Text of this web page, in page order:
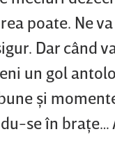
poate. Ne
Dar când
un gol
şi
se în